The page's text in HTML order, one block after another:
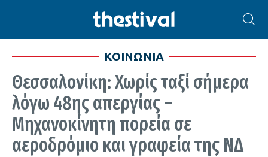
ΚΟΙΝΩΝΙΑ
Θεσσαλονίκη: Χωρίς ταξί σήμερα
λόγω 48ης απεργίας –
Μηχανοκίνητη πορεία σε
αεροδρόμιο και γραφεία της ΝΔ